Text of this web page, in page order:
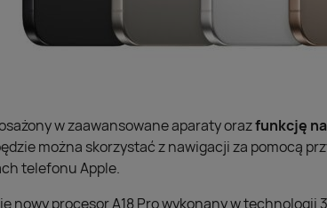
w zaawansowane aparaty orazfunkcję
można skorzystać z nawigacji za pomocą
telefonu Apple.
nowy procesor A18 Pro wykonany w technologii